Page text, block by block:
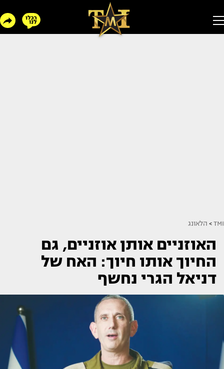
TMI
> הלאונג
האוזניים אותן אוזניים, גם
החיוך אותו חיוך: האח של
דניאל הגרי נחשף